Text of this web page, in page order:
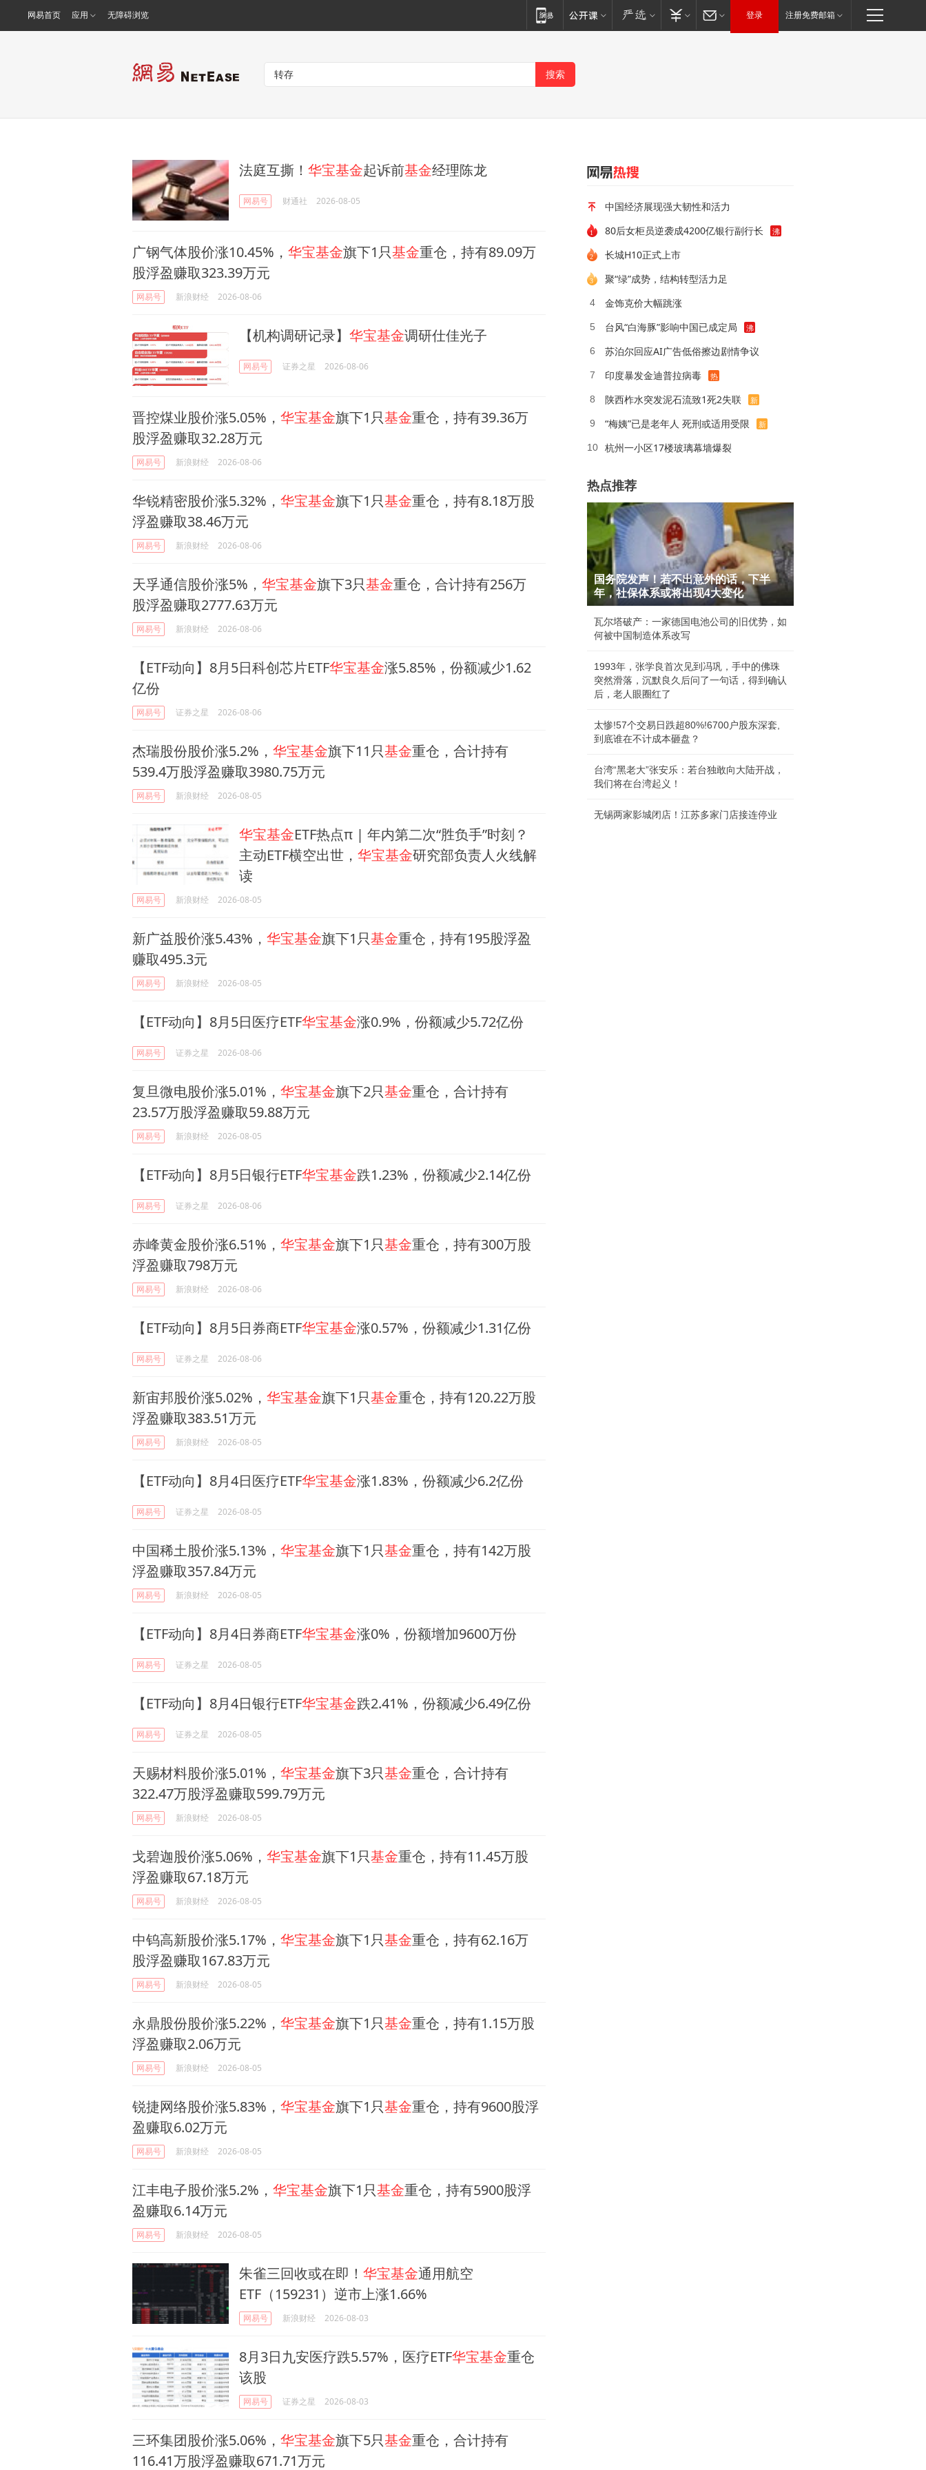
网易首页 应用 无障碍浏览 登录 注册免费邮箱
法庭互撕！ 华宝基金起诉前基金经理陈龙
网易号 财通社 2026-08-05
广钢气体股价涨10.45%， 华宝基金旗下1只基金重仓，持有89.09万
股浮盈赚取323.39万元
网易号 新浪财经 2026-08-06
【机构调研记录】 华宝基金调研仕佳光子
网易号 证券之星 2026-08-06
晋控煤业股价涨5.05%， 华宝基金旗下1只基金重仓，持有39.36万
股浮盈赚取32.28万元
网易号 新浪财经 2026-08-06
华锐精密股价涨5.32%， 华宝基金旗下1只基金重仓，持有8.18万股
浮盈赚取38.46万元
网易号 新浪财经 2026-08-06
天孚通信股价涨5%， 华宝基金旗下3只基金重仓，合计持有256万
股浮盈赚取2777.63万元
网易号 新浪财经 2026-08-06
【ETF动向】8月5日科创芯片ETF华宝基金涨5.85%，份额减少1.62
亿份
网易号 证券之星 2026-08-06
杰瑞股份股价涨5.2%， 华宝基金旗下11只基金重仓，合计持有
539.4万股浮盈赚取3980.75万元
网易号 新浪财经 2026-08-05
华宝基金ETF热点π | 年内第二次“胜负手”时刻？
主动ETF横空出世， 华宝基金研究部负责人火线解
读
网易号 新浪财经 2026-08-05
新广益股价涨5.43%， 华宝基金旗下1只基金重仓，持有195股浮盈
赚取495.3元
网易号 新浪财经 2026-08-05
【ETF动向】8月5日医疗ETF华宝基金涨0.9%，份额减少5.72亿份
网易号 证券之星 2026-08-06
复旦微电股价涨5.01%， 华宝基金旗下2只基金重仓，合计持有
23.57万股浮盈赚取59.88万元
网易号 新浪财经 2026-08-05
【ETF动向】8月5日银行ETF华宝基金跌1.23%，份额减少2.14亿份
网易号 证券之星 2026-08-06
赤峰黄金股价涨6.51%， 华宝基金旗下1只基金重仓，持有300万股
浮盈赚取798万元
网易号 新浪财经 2026-08-06
【ETF动向】8月5日券商ETF华宝基金涨0.57%，份额减少1.31亿份
网易号 证券之星 2026-08-06
新宙邦股价涨5.02%， 华宝基金旗下1只基金重仓，持有120.22万股
浮盈赚取383.51万元
网易号 新浪财经 2026-08-05
【ETF动向】8月4日医疗ETF华宝基金涨1.83%，份额减少6.2亿份
网易号 证券之星 2026-08-05
中国稀土股价涨5.13%， 华宝基金旗下1只基金重仓，持有142万股
浮盈赚取357.84万元
网易号 新浪财经 2026-08-05
【ETF动向】8月4日券商ETF华宝基金涨0%，份额增加9600万份
网易号 证券之星 2026-08-05
【ETF动向】8月4日银行ETF华宝基金跌2.41%，份额减少6.49亿份
网易号 证券之星 2026-08-05
天赐材料股价涨5.01%， 华宝基金旗下3只基金重仓，合计持有
322.47万股浮盈赚取599.79万元
网易号 新浪财经 2026-08-05
戈碧迦股价涨5.06%， 华宝基金旗下1只基金重仓，持有11.45万股
浮盈赚取67.18万元
网易号 新浪财经 2026-08-05
中钨高新股价涨5.17%， 华宝基金旗下1只基金重仓，持有62.16万
股浮盈赚取167.83万元
网易号 新浪财经 2026-08-05
永鼎股份股价涨5.22%， 华宝基金旗下1只基金重仓，持有1.15万股
浮盈赚取2.06万元
网易号 新浪财经 2026-08-05
锐捷网络股价涨5.83%， 华宝基金旗下1只基金重仓，持有9600股浮
盈赚取6.02万元
网易号 新浪财经 2026-08-05
江丰电子股价涨5.2%， 华宝基金旗下1只基金重仓，持有5900股浮
盈赚取6.14万元
网易号 新浪财经 2026-08-05
朱雀三回收或在即！ 华宝基金通用航空
ETF（159231）逆市上涨1.66%
网易号 新浪财经 2026-08-03
8月3日九安医疗跌5.57%，医疗ETF华宝基金重仓
该股
网易号 证券之星 2026-08-03
三环集团股价涨5.06%， 华宝基金旗下5只基金重仓，合计持有
116.41万股浮盈赚取671.71万元
中国经济展现强大韧性和活力
1
80后女柜员逆袭成4200亿银行副行长 沸
2
长城H10正式上市
3
聚“绿”成势，结构转型活力足
4 金饰克价大幅跳涨
5 台风“白海豚”影响中国已成定局 沸
6 苏泊尔回应AI广告低俗擦边剧情争议
7 印度暴发金迪普拉病毒 热
8 陕西柞水突发泥石流致1死2失联 新
9 “梅姨”已是老年人 死刑或适用受限 新
10 杭州一小区17楼玻璃幕墙爆裂
热点推荐
国务院发声！若不出意外的话，下半
年，社保体系或将出现4大变化
瓦尔塔破产：一家德国电池公司的旧优势，如
何被中国制造体系改写
1993年，张学良首次见到冯巩，手中的佛珠
突然滑落，沉默良久后问了一句话，得到确认
后，老人眼圈红了
太惨!57个交易日跌超80%!6700户股东深套,
到底谁在不计成本砸盘？
台湾“黑老大”张安乐：若台独敢向大陆开战，
我们将在台湾起义！
无锡两家影城闭店！江苏多家门店接连停业